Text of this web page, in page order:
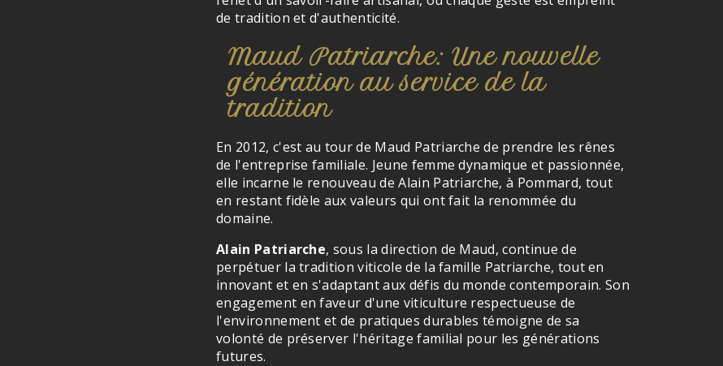
de tradition et d'authenticité.
Maud Patriarche: Une nouvelle
génération au service de la
tradition
En 2012, c'est au tour de Maud Patriarche de prendre les rênes
de l'entreprise familiale. Jeune femme dynamique et passionnée,
elle incarne le renouveau de Alain Patriarche, à Pommard, tout
en restant fidèle aux valeurs qui ont fait la renommée du
domaine.
Alain Patriarche, sous la direction de Maud, continue de
perpétuer la tradition viticole de la famille Patriarche, tout en
innovant et en s'adaptant aux défis du monde contemporain. Son
engagement en faveur d'une viticulture respectueuse de
l'environnement et de pratiques durables témoigne de sa
volonté de préserver l'héritage familial pour les générations
futures.